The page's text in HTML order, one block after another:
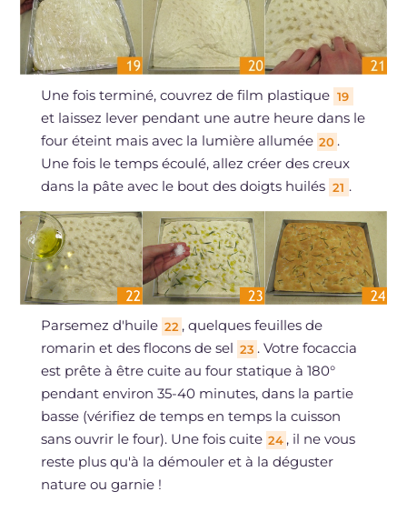
Une fois terminé, couvrez de film plastique 19
et laissez lever pendant une autre heure dans le
four éteint mais avec la lumière allumée 20 .
Une fois le temps écoulé, allez créer des creux
dans la pâte avec le bout des doigts huilés 21 .
Parsemez d'huile 22 , quelques feuilles de
romarin et des flocons de sel 23 . Votre focaccia
est prête à être cuite au four statique à 180°
pendant environ 35-40 minutes, dans la partie
basse (vérifiez de temps en temps la cuisson
sans ouvrir le four). Une fois cuite 24 , il ne vous
reste plus qu'à la démouler et à la déguster
nature ou garnie !